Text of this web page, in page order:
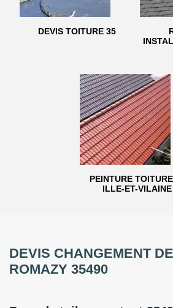
DEVIS TOITURE 35
PEINTURE
ILLE-ET-VILAINE
DEVIS CHANGEMENT
ROMAZY 35490